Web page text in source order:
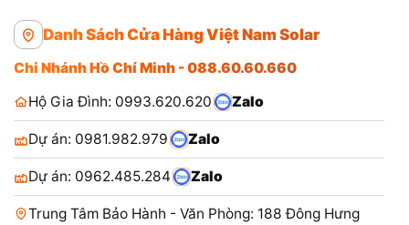
Danh Sách Cửa Hàng Việt Nam Solar
Chi Nhánh Hồ Chí Minh - 088.60.60.660
Hộ Gia Đình: 0993.620.620
Zalo
Dự án: 0981.982.979 Zalo
Dự án: 0962.485.284 Zalo
Trung Tâm Bảo Hành - Văn Phòng: 188 Đông Hưng